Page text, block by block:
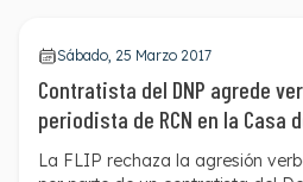
Sábado, 25 Marzo 2017
Contratista del DNP agrede
periodista de RCN en la Casa
La FLIP rechaza la agresión